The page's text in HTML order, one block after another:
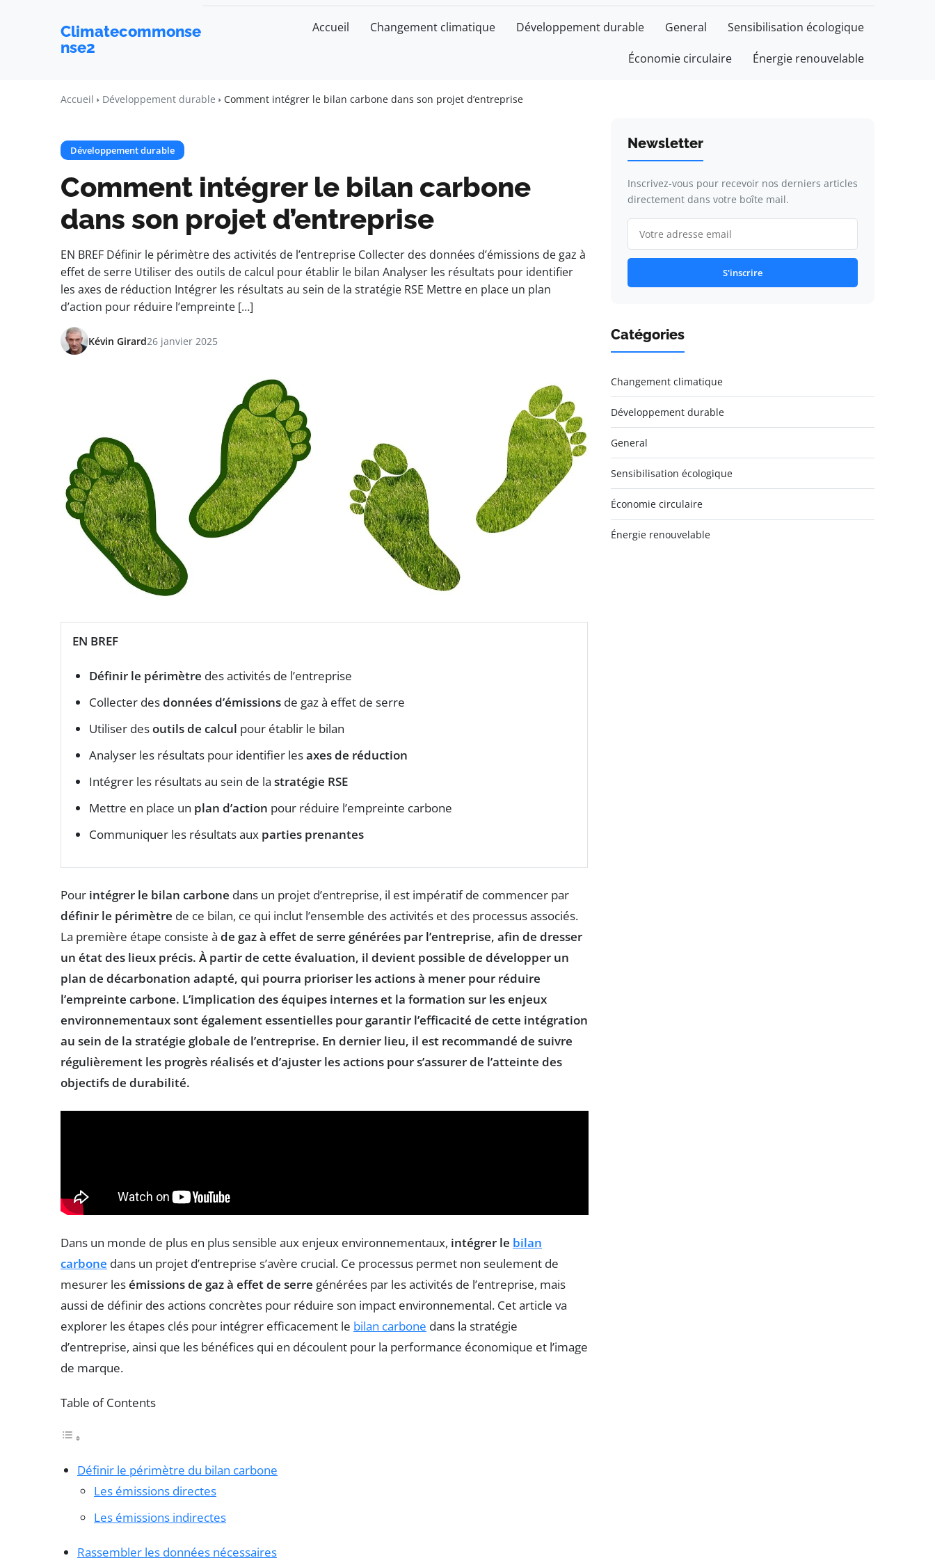
Climatecommonse
nse2
Accueil Changement climatique Développement durable General Sensibilisation écologique
Économie circulaire Énergie renouvelable
Accueil Développement durable Comment intégrer le bilan carbone dans son projet d’entreprise
Développement durable
Comment intégrer le bilan carbone
dans son projet d’entreprise
EN BREF Définir le périmètre des activités de l’entreprise Collecter des données d’émissions de gaz à
effet de serre Utiliser des outils de calcul pour établir le bilan Analyser les résultats pour identifier
les axes de réduction Intégrer les résultats au sein de la stratégie RSE Mettre en place un plan
d’action pour réduire l’empreinte […]
Kévin Girard26 janvier 2025
EN BREF
Définir le périmètre des activités de l’entreprise
Collecter desdonnées d’émissions de gaz à effet de serre
Utiliser desoutils de calcul pour établir le bilan
Analyser les résultats pour identifier lesaxes de réduction
Intégrer les résultats au sein de la stratégie RSE
Mettre en place un plan d’action pour réduire l’empreinte carbone
Communiquer les résultats aux parties prenantes
Pour intégrer le bilan carbone dans un projet d’entreprise, il est impératif de commencer par
définir le périmètre de ce bilan, ce qui inclut l’ensemble des activités et des processus associés.
La première étape consiste à de gaz à effet de serre générées par l’entreprise, afin de dresser
un état des lieux précis. À partir de cette évaluation, il devient possible de développer un
plan de décarbonation adapté, qui pourra prioriser les actions à mener pour réduire
l’empreinte carbone. L’implication des équipes internes et la formation sur les enjeux
environnementaux sont également essentielles pour garantir l’efficacité de cette intégration
au sein de la stratégie globale de l’entreprise. En dernier lieu, il est recommandé de suivre
régulièrement les progrès réalisés et d’ajuster les actions pour s’assurer de l’atteinte des
objectifs de durabilité.
Dans un monde de plus en plus sensible aux enjeux environnementaux, intégrer le bilan
carbone dans un projet d’entreprise s’avère crucial. Ce processus permet non seulement de
mesurer lesémissions de gaz à effet de serre générées par les activités de l’entreprise, mais
aussi de définir des actions concrètes pour réduire son impact environnemental. Cet article va
explorer les étapes clés pour intégrer efficacement le bilan carbone dans la stratégie
d’entreprise, ainsi que les bénéfices qui en découlent pour la performance économique et l’image
de marque.
Table of Contents
Définir le périmètre du bilan carbone
Les émissions directes
Les émissions indirectes
Rassembler les données nécessaires
Newsletter
Inscrivez-vous pour recevoir nos derniers articles
directement dans votre boîte mail.
S'inscrire
Catégories
Changement climatique
Développement durable
General
Sensibilisation écologique
Économie circulaire
Énergie renouvelable